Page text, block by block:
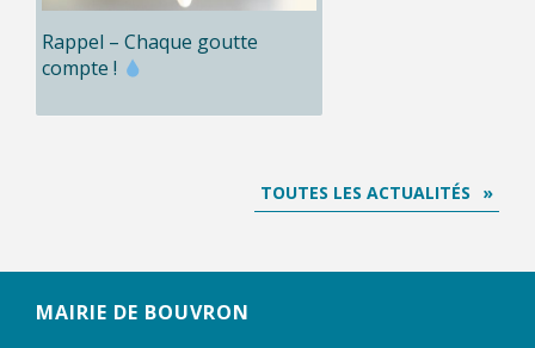
Rappel – Chaque goutte
compte !
TOUTES LES ACTUALITÉS
MAIRIE DE BOUVRON